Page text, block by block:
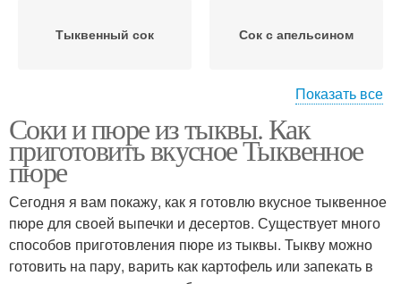
Тыквенный сок Сок с апельсином
Томатный сок Сок с сельдереем
Сок без косточек Сок для организма
Показать все
Соки и пюре из тыквы. Как
приготовить вкусное Тыквенное
пюре
Сегодня я вам покажу, как я готовлю вкусное тыквенное
пюре для своей выпечки и десертов. Существует много
способов приготовления пюре из тыквы. Тыкву можно
готовить на пару, варить как картофель или запекать в